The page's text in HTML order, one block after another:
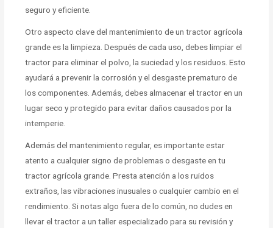
seguro y eficiente.
Otro aspecto clave del mantenimiento de un tractor agrícola
grande es la limpieza. Después de cada uso, debes limpiar el
tractor para eliminar el polvo, la suciedad y los residuos. Esto
ayudará a prevenir la corrosión y el desgaste prematuro de
los componentes. Además, debes almacenar el tractor en un
lugar seco y protegido para evitar daños causados por la
intemperie.
Además del mantenimiento regular, es importante estar
atento a cualquier signo de problemas o desgaste en tu
tractor agrícola grande. Presta atención a los ruidos
extraños, las vibraciones inusuales o cualquier cambio en el
rendimiento. Si notas algo fuera de lo común, no dudes en
llevar el tractor a un taller especializado para su revisión y